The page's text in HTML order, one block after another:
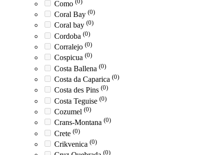
Como
Coral Bay (0)
Coral bay (0)
Cordoba (0)
Corralejo (0)
Cospicua (0)
Costa Ballena (0)
Costa da Caparica (0)
Costa des Pins (0)
Costa Teguise (0)
Cozumel (0)
Crans-Montana (0)
Crete (0)
Crikvenica (0)
(0)